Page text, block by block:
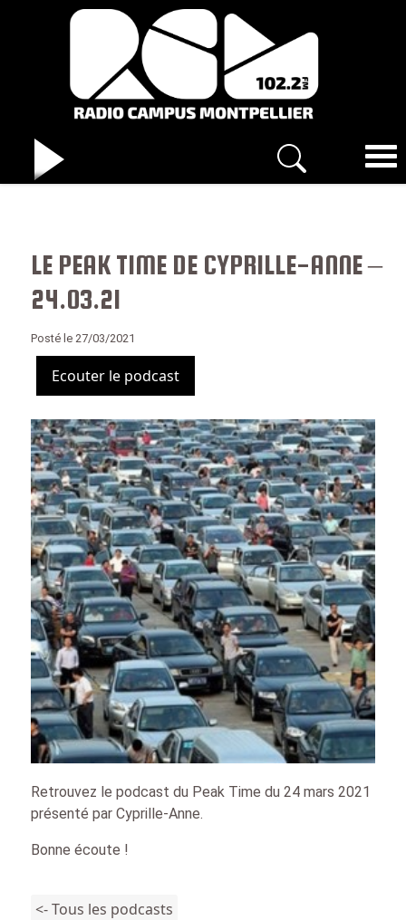
LE PEAK TIME DE CYPRILLE-ANNE –
24.03.21
Posté le 27/03/2021
Ecouter le podcast
Retrouvez le podcast du Peak Time du 24 mars 2021
présenté par Cyprille-Anne.
Bonne écoute !
<- Tous les podcasts